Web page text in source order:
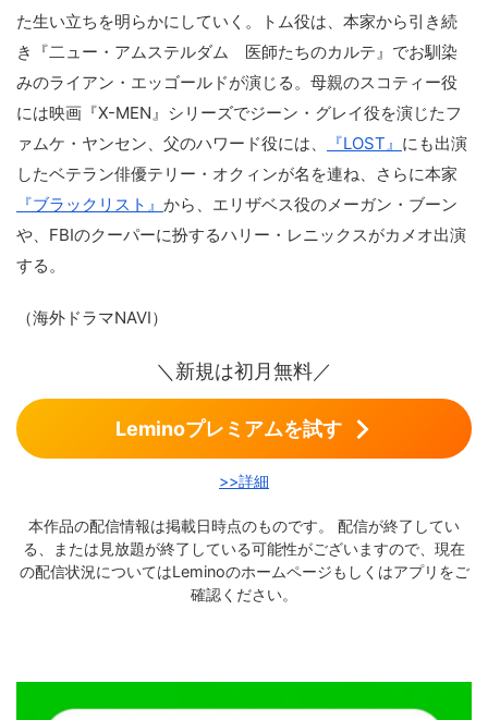
た生い立ちを明らかにしていく。トム役は、本家から引き続
き『二ュー・アムステルダム 医師たちのカルテ』でお馴染
みのライアン・エッゴールドが演じる。母親のスコティー役
には映画『X-MEN』シリーズでジーン・グレイ役を演じたフ
ァムケ・ヤンセン、父のハワード役には、
『LOST』 にも出演
したベテラン俳優テリー・オクィンが名を連ね、さらに本家
『ブラックリスト』 から、エリザベス役のメーガン・ブーン
や、FBIのクーパーに扮するハリー・レニックスがカメオ出演
する。
（海外ドラマNAVI）
＼新規は初月無料／
Leminoプレミアムを試す
>>詳細
本作品の配信情報は掲載日時点のものです。 配信が終了してい
る、または見放題が終了している可能性がございますので、現在
の配信状況についてはLeminoのホームページもしくはアプリをご
確認ください。